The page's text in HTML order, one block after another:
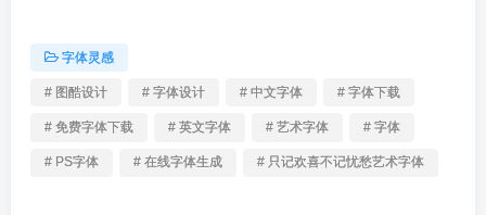
字体灵感
# 图酷设计 # 字体设计 # 中文字体 # 字体下载
# 免费字体下载 # 英文字体 # 艺术字体 # 字体
# PS字体 # 在线字体生成 # 只记欢喜不记忧愁艺术字体